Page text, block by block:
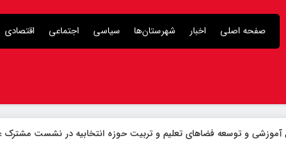
صفحه اصلی اخبار شهرستان‌ها سیاسی اجتماعی اقتصادی
آموزشی و توسعه فضاهای تعلیم و تربیت حوزه انتخابیه در نشست